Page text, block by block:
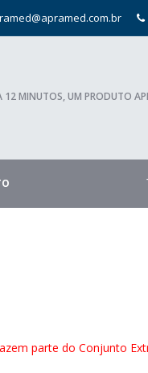
12 MINUTOS, UM PRODUTO
parte do Conjunto